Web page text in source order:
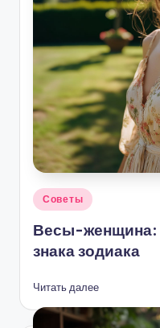
Опубликовано
Советы
Весы-женщина:
знака зодиака
Читать далее